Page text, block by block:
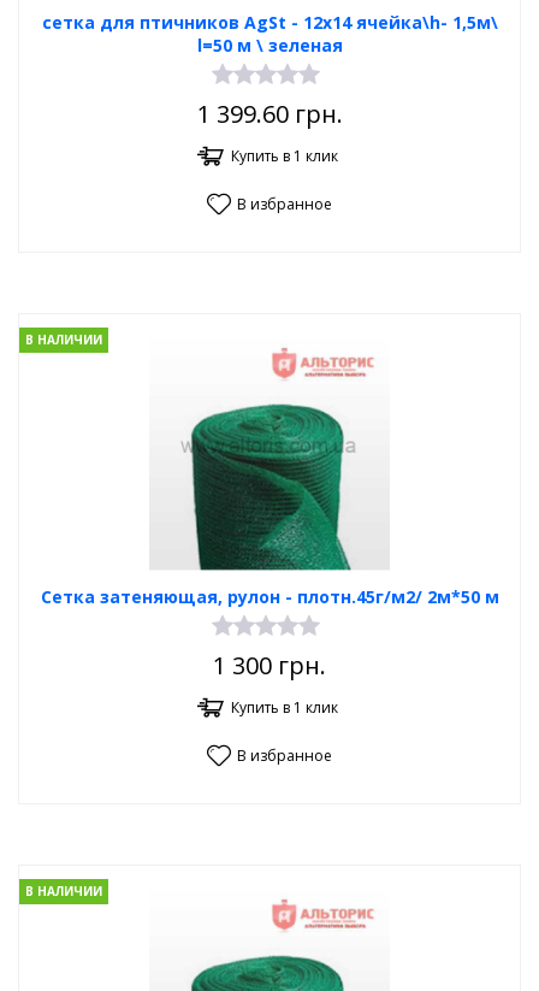
сетка для птичников AgSt - 12х14 ячейка\h- 1,5м\
l=50 м \ зеленая
1 399.60грн.
Купить в 1 клик
В избранное
Сетка затеняющая, рулон - плотн.45г/м2/ 2м*50 м
В НАЛИЧИИ
1 300 грн.
Купить в 1 клик
В избранное
В НАЛИЧИИ